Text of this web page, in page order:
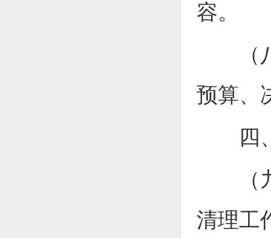
容。
（八
预算、
四、
（九
清理工